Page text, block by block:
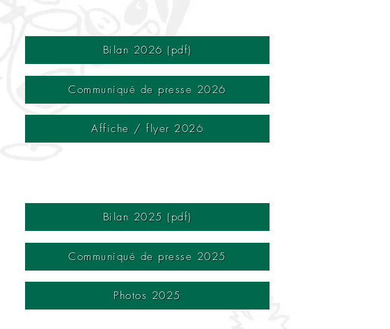
Bilan 2026 (pdf)
Communiqué de presse 2026
Affiche / flyer 2026
Bilan 2025 (pdf)
Communiqué de presse 2025
Photos 2025